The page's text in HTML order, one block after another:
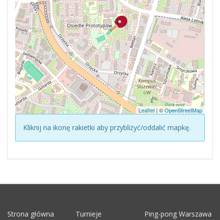
Leaflet| ©OpenStreetMap
Kliknij na ikonę rakietki aby przybliżyć/oddalić mapkę.
Strona główna Turnieje Ping-pong Warszawa